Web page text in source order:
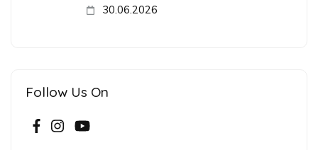
30.06.2026
Follow Us On